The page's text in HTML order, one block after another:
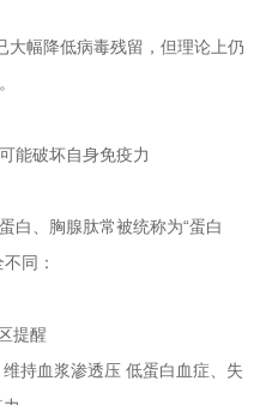
大幅降低病毒残留，但理论上仍
能破坏自身免疫力
白、胸腺肽常被统称为“蛋白
不同：
提醒
持血浆渗透压 低蛋白血症、失